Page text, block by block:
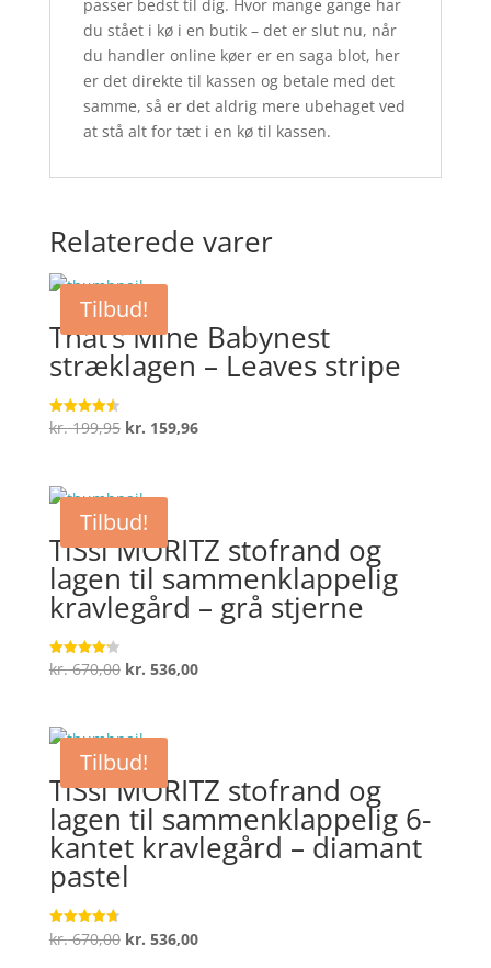
passer bedst til dig. Hvor mange gange har
du stået i kø i en butik – det er slut nu, når
du handler online køer er en saga blot, her
er det direkte til kassen og betale med det
samme, så er det aldrig mere ubehaget ved
at stå alt for tæt i en kø til kassen.
Relaterede varer
Tilbud!
That’s Mine Babynest
stræklagen – Leaves stripe
Vurderet
4.5
kr.199,95 Den
var:
kr. 199,95.
kr. 159,96Den
Tilbud!
TiSsi MORITZ stofrand og
lagen til sammenklappelig
kravlegård – grå stjerne
Vurderet
4.2
kr.670,00 Den
var:
kr. 670,00.
kr. 536,00Den
Tilbud!
TiSsi MORITZ stofrand og
lagen til sammenklappelig 6-
kantet kravlegård – diamant
pastel
Vurderet
4.7
kr.670,00 Den
kr. 536,00Den